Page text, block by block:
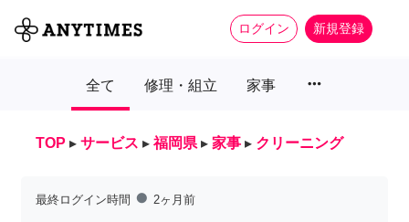
ログイン 新規登録
全て 修理・組立 家事 more_horiz
TOP ▸ サービス ▸ 福岡県 ▸ 家事 ▸ クリーニング
最終ログイン時間 fiber_manual_record 2ヶ月前